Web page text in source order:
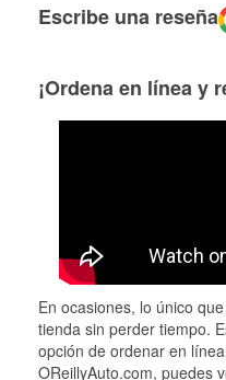
Escribe una reseña
¡Ordena en línea y
En ocasiones, lo único
tienda sin perder tiempo.
opción de ordenar en
OReillyAuto.com, puedes